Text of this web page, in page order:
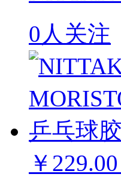
0人关注
￥229.00